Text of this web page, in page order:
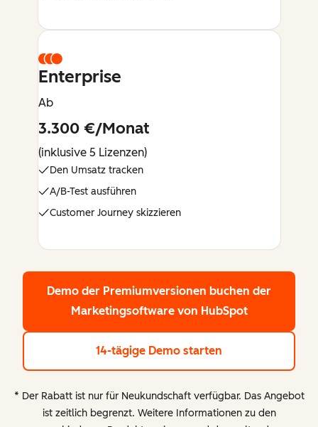
Enterprise
Ab
3.300 €/Monat
(inklusive 5 Lizenzen)
Den Umsatz tracken
A/B-Test ausführen
Customer Journey skizzieren
Demo der Premiumversionen buchen der
Marketingsoftware von HubSpot
14-tägige Demo starten
* Der Rabatt ist nur für Neukundschaft verfügbar. Das Angebot
ist zeitlich begrenzt. Weitere Informationen zu den